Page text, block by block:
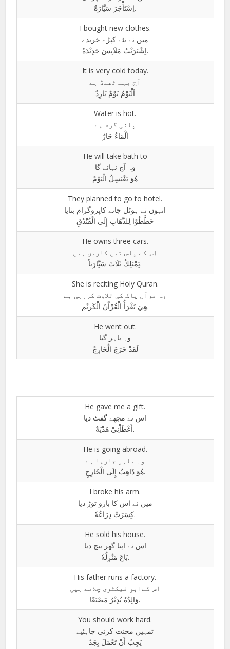
اِسْتَأْجَرَ سَيَّارَةٌ.
I bought new clothes.
میں نے نئے کپڑے خریدے
اِشْتَرَيْتُ مَلَابِسَ جَدِيْدَةً.
It is very cold today.
آج بہت ٹھنڈ ہے
اَلْیَوْمُ یَوْمٌ بَارِدٌ
Water is hot.
پانی گرم ہے
اَلْمَاءُ حَارٌ
He will take bath to
وہ آج نہائے گا
ھُوَ یَغْتَسِلُ الْیَوْمْ
They planned to go to hotel.
انہوں نے ہوٹل جانے کاپروگرام بنایا
خَطَّطُوْا لِلذَّهَابِ إِلَى الْفُنْدُقِ
He owns three cars.
اس کے پاس تین کاریں ہیں
يَمْتَلِكُ ثَلَاثَ سَيَّارَتاً.
She is reciting Holy Quran.
وہ قرآن پاک کی تلاوت کررہی ہے
هِيَ تَقْرَأُ الْقُرْآَنَ الْكَریْم.
He went out.
وہ باہر گیا
لَقَدْ خَرَجَ الْخَارِجْ
He gave me a gift.
اس نے مجھے گفٹ دیا
أَعْطَاْنِيْ هَدْيَةٌ.
He is going abroad.
وہ باہر جارہا ہے
هُوَ ذَاهِبٌ إِلَى الْخَارِجِ.
I broke his arm.
میں نے اس کا بازو توڑ دیا
كِسَرَتْ ذِرَاعُهٗ.
He sold his house.
اس نے اپنا گھر بیچ دیا
بَاعَ مَنْزِلُهٗ.
His father runs a factory.
اس کےابو فیکٹری چلاتے ہیں
وَالِدُهٗ يُدِيْرُ مَصْنَعًا.
You should work hard.
تمہیں محنت کرنی چاہئیے
يَجِبُ أَنْ تَعْمَلَ بِجَدً